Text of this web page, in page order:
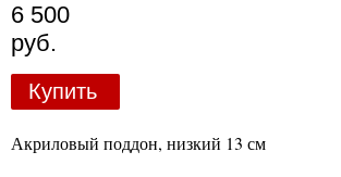
6 500
руб.
Купить
Акриловый поддон, низкий 13 см